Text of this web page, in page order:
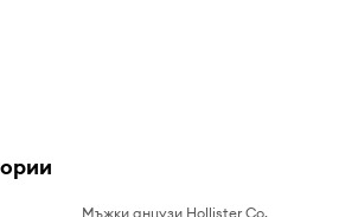
Мъжки анцузи Hollister Co.